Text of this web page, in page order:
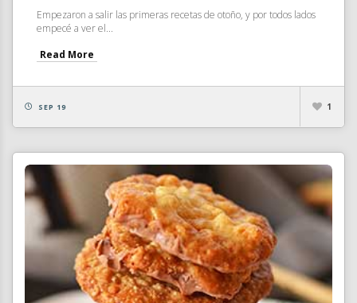
Empezaron a salir las primeras recetas de otoño, y por todos lados
empecé a ver el...
Read More
SEP 19 1